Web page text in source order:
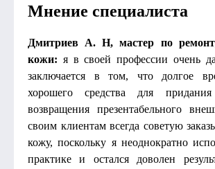
Мнение специалиста
Дмитриев А. Н, мастер по
кожи: я в своей профессии очень
заключается в том, что долгое
хорошего средства для
возвращения презентабельного
своим клиентам всегда советую
кожу, поскольку я неоднократно
практике и остался доволен